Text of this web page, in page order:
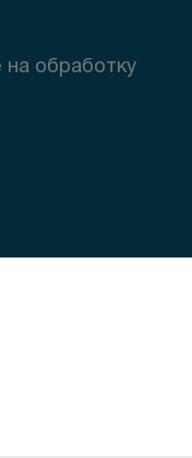
на обработку